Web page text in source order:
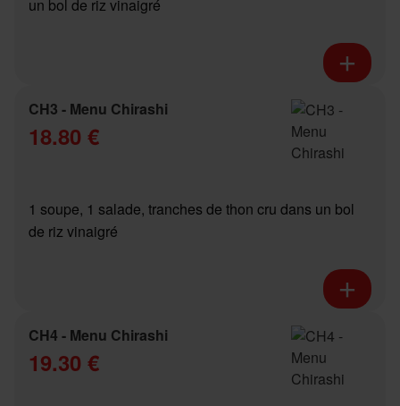
un bol de riz vinaigré
CH3 - Menu Chirashi
18.80 €
1 soupe, 1 salade, tranches de thon cru dans un bol
de riz vinaigré
CH4 - Menu Chirashi
19.30 €